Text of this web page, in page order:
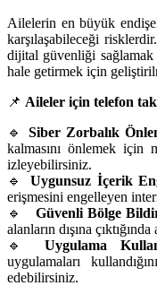
Ailelerin en büyük
karşılaşabileceği risklerdir.
dijital güvenliği sağlamak
hale getirmek için
📌 Aileler için telefon
🔹 Siber Zorbalık
kalmasını önlemek için
izleyebilirsiniz.
🔹 Uygunsuz İçerik
erişmesini engelleyen
🔹 Güvenli Bölge
alanların dışına
🔹 Uygulama
uygulamaları
edebilirsiniz.